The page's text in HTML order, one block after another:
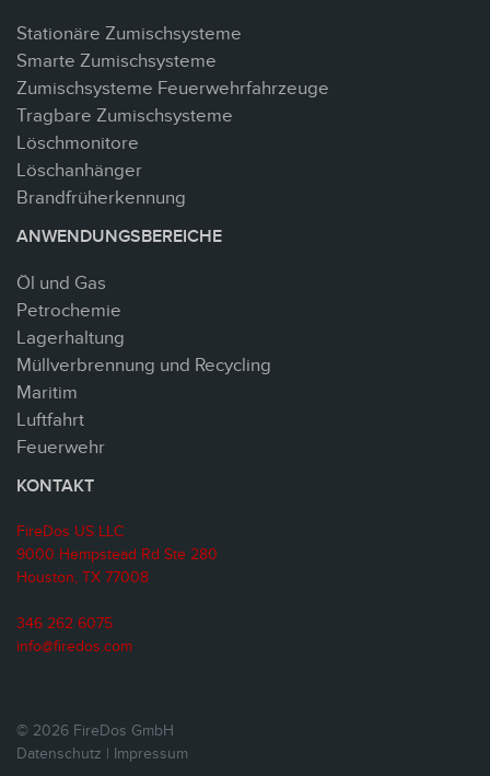
Stationäre Zumischsysteme
Smarte Zumischsysteme
Zumischsysteme Feuerwehrfahrzeuge
Tragbare Zumischsysteme
Löschmonitore
Löschanhänger
Brandfrüherkennung
ANWENDUNGSBEREICHE
Öl und Gas
Petrochemie
Lagerhaltung
Müllverbrennung und Recycling
Maritim
Luftfahrt
Feuerwehr
KONTAKT
FireDos US LLC
9000 Hempstead Rd Ste 280
Houston, TX 77008
346 262 6075
info@firedos.com
© 2026 FireDos GmbH
Datenschutz | Impressum